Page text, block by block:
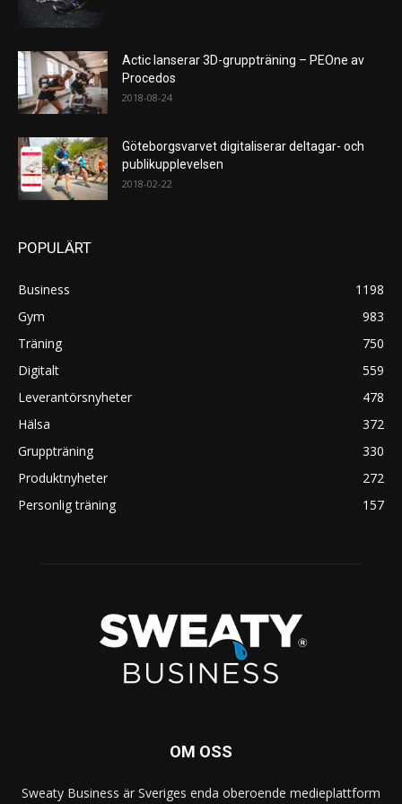
Actic lanserar 3D-gruppträning – PEOne av
Procedos
2018-08-24
Göteborgsvarvet digitaliserar deltagar- och
publikupplevelsen
2018-02-22
POPULÄRT
Business
1198
Gym
983
Träning
750
Digitalt
559
Leverantörsnyheter
478
Hälsa
372
Gruppträning
330
Produktnyheter
272
Personlig träning
157
OM OSS
Sweaty Business är Sveriges enda oberoende medieplattform